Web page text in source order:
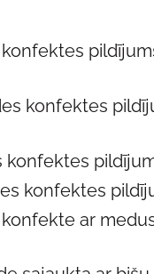
konfektes
konfektes
konfektes
ar